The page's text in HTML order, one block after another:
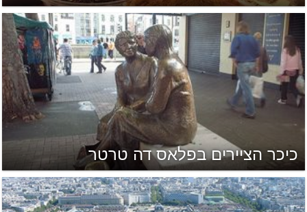
כיכר הציירים בפלאס דה טרטר